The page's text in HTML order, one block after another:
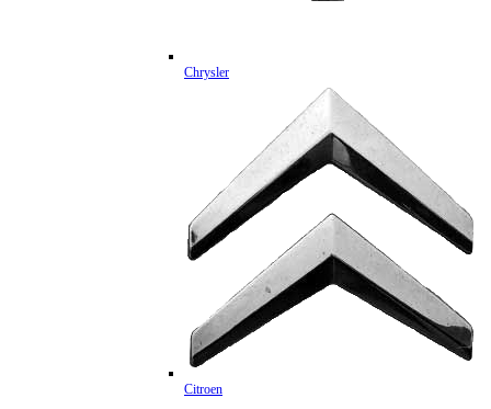
Chrysler
Citroen